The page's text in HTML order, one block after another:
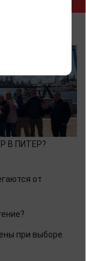
В ПИТЕР?
от
при выборе